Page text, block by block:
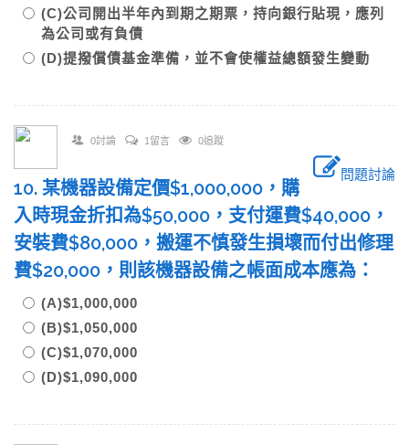
(C)公司開出半年內到期之期票，持向銀行貼現，應列
為公司或有負債
(D)提撥償債基金準備，並不會使權益總額發生變動
0討論 1留言 0追蹤
問題討論
10. 某機器設備定價$1,000,000，購
入時現金折扣為$50,000，支付運費$40,000，
安裝費$80,000，搬運不慎發生損壞而付出修理
費$20,000，則該機器設備之帳面成本應為：
(A)$1,000,000
(B)$1,050,000
(C)$1,070,000
(D)$1,090,000